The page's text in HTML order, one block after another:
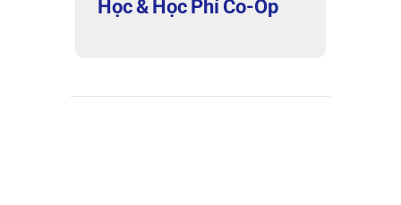
Học & Học Phí Co-Op